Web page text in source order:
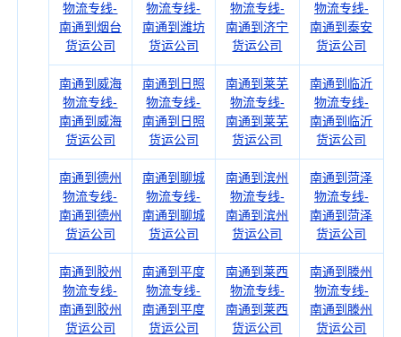
物流专线-
南通到烟台
货运公司
物流专线-
南通到潍坊
货运公司
物流专线-
南通到济宁
货运公司
物流专线-
南通到泰安
货运公司
南通到威海
物流专线-
南通到威海
货运公司
南通到日照
物流专线-
南通到日照
货运公司
南通到莱芜
物流专线-
南通到莱芜
货运公司
南通到临沂
物流专线-
南通到临沂
货运公司
南通到德州
物流专线-
南通到德州
货运公司
南通到聊城
物流专线-
南通到聊城
货运公司
南通到滨州
物流专线-
南通到滨州
货运公司
南通到菏泽
物流专线-
南通到菏泽
货运公司
南通到胶州
物流专线-
南通到胶州
货运公司
南通到平度
物流专线-
南通到平度
货运公司
南通到莱西
物流专线-
南通到莱西
货运公司
南通到滕州
物流专线-
南通到滕州
货运公司